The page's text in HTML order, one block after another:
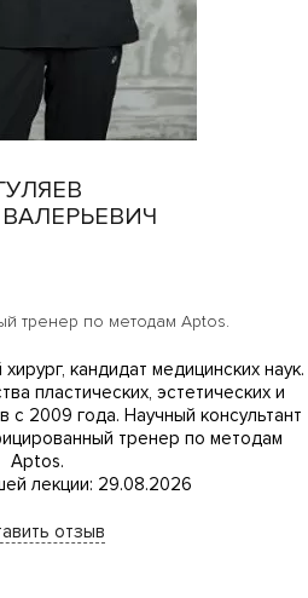
тренер по методам Aptos.
кандидат медицинских наук.
пластических, эстетических и
с 2009 года. Научный консультант
тренер по методам
Aptos.
лекции: 29.08.2026
отзыв